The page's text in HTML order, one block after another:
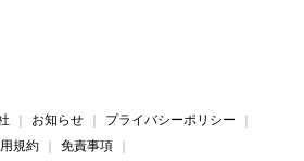
お知らせ
プライバシーポリシー
規約 免責事項